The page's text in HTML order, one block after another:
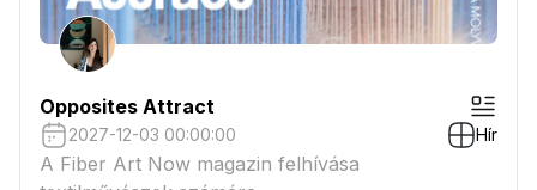
Opposites Attract
2027-12-03 00:00:00 Hír
A Fiber Art Now magazin felhívása